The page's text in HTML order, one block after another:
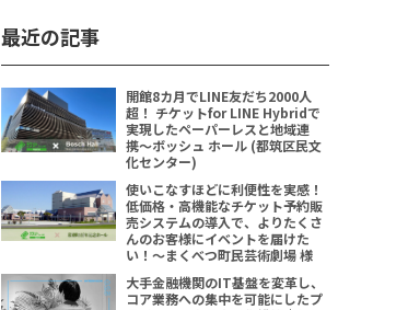
最近の記事
開館8カ月でLINE友だち2000人
超！ チケットfor LINE Hybridで
実現したペーパーレスと地域連
携〜ボッシュ ホール (都筑区民文
化センター)
使いこなすほどに利便性を実感！
低価格・高機能なチケット予約販
売システムの導入で、よりたくさ
んのお客様にイベントを届けた
い！〜まくべつ町民芸術劇場 様
大手金融機関のIT基盤を変革し、
コア業務への集中を可能にしたプ